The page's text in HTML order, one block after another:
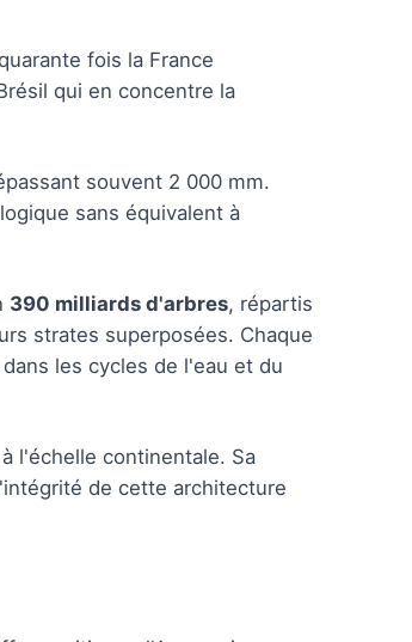
fois la France
qui en concentre la
souvent 2 000 mm.
sans équivalent à
390 milliards d'arbres, répartis
strates superposées. Chaque
les cycles de l'eau et du
l'échelle continentale. Sa
de cette architecture